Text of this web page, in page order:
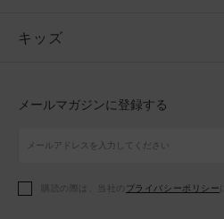
キッズ
アクセサリー
ボトムス
アクセサリー
トップス
シューズ
アクセサリー
キッズ
シューズ
メールマガジンに登録する
購読の際は、当社の プライバシーポリシー